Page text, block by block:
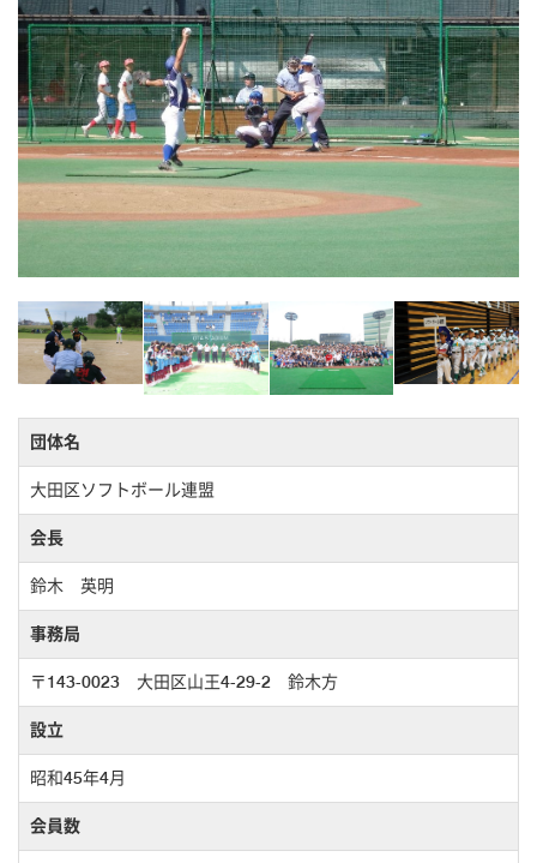
団体名
大田区ソフトボール連盟
会長
鈴木 英明
事務局
〒143-0023 大田区山王4-29-2 鈴木方
設立
昭和45年4月
会員数